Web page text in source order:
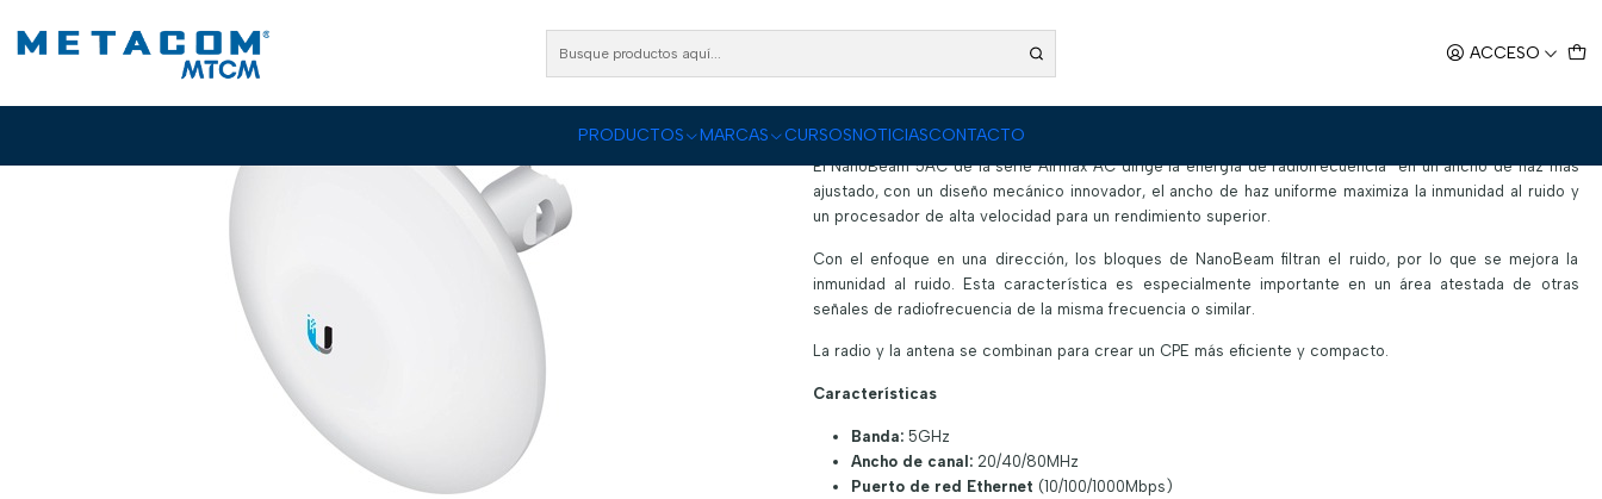
ACCESO
PRODUCTOS MARCAS CURSOSNOTICIASCONTACTO
Antena NBE-5AC-16
DESCRIPCIÓN
El NanoBeam 5AC de la serie Airmax AC dirige la energía de radiofrecuencia en un ancho de haz más
ajustado, con un diseño mecánico innovador, el ancho de haz uniforme maximiza la inmunidad al ruido y
un procesador de alta velocidad para un rendimiento superior.
Con el enfoque en una dirección, los bloques de NanoBeam filtran el ruido, por lo que se mejora la
inmunidad al ruido. Esta característica es especialmente importante en un área atestada de otras
señales de radiofrecuencia de la misma frecuencia o similar.
La radio y la antena se combinan para crear un CPE más eficiente y compacto.
Características
Banda:5GHz
Ancho de canal:20/40/80MHz
Puerto de red Ethernet (10/100/1000Mbps)